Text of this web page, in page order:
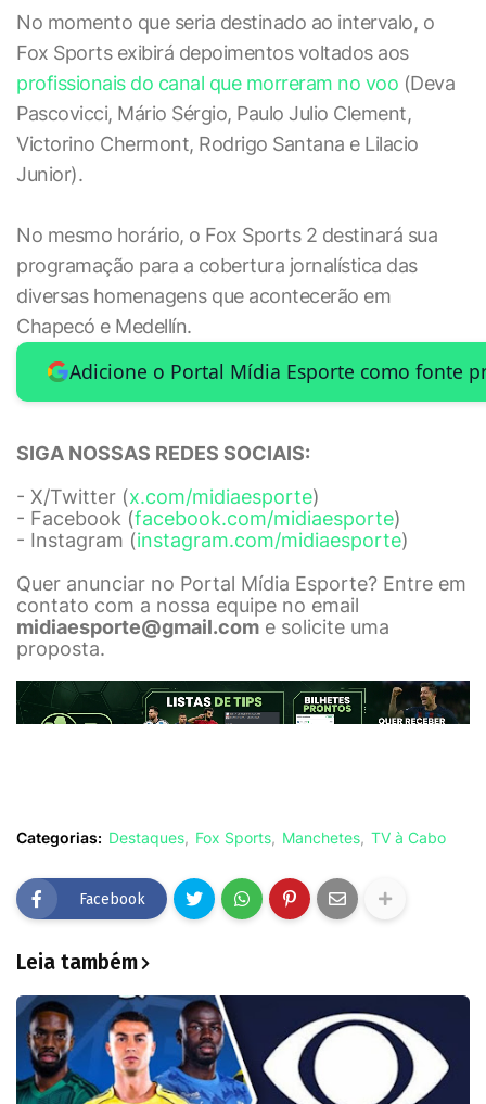
No momento que seria destinado ao intervalo, o
Fox Sports exibirá depoimentos voltados aos
profissionais do canal que morreram no voo (Deva
Pascovicci, Mário Sérgio, Paulo Julio Clement,
Victorino Chermont, Rodrigo Santana e Lilacio
Junior).
No mesmo horário, o Fox Sports 2 destinará sua
programação para a cobertura jornalística das
diversas homenagens que acontecerão em
Chapecó e Medellín.
Adicione o Portal Mídia Esporte como fonte
SIGA NOSSAS REDES SOCIAIS:
- X/Twitter (x.com/midiaesporte)
- Facebook (facebook.com/midiaesporte)
- Instagram (instagram.com/midiaesporte)
Quer anunciar no Portal Mídia Esporte? Entre em
contato com a nossa equipe no email
midiaesporte@gmail.com e solicite uma
proposta.
Categorias: Destaques Fox Sports Manchetes TV à Cabo
Facebook
Leia também